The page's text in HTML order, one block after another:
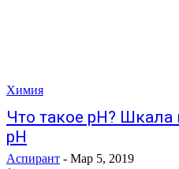
Химия
Что такое pH?
pH
Аспирант - Мар 5, 2019